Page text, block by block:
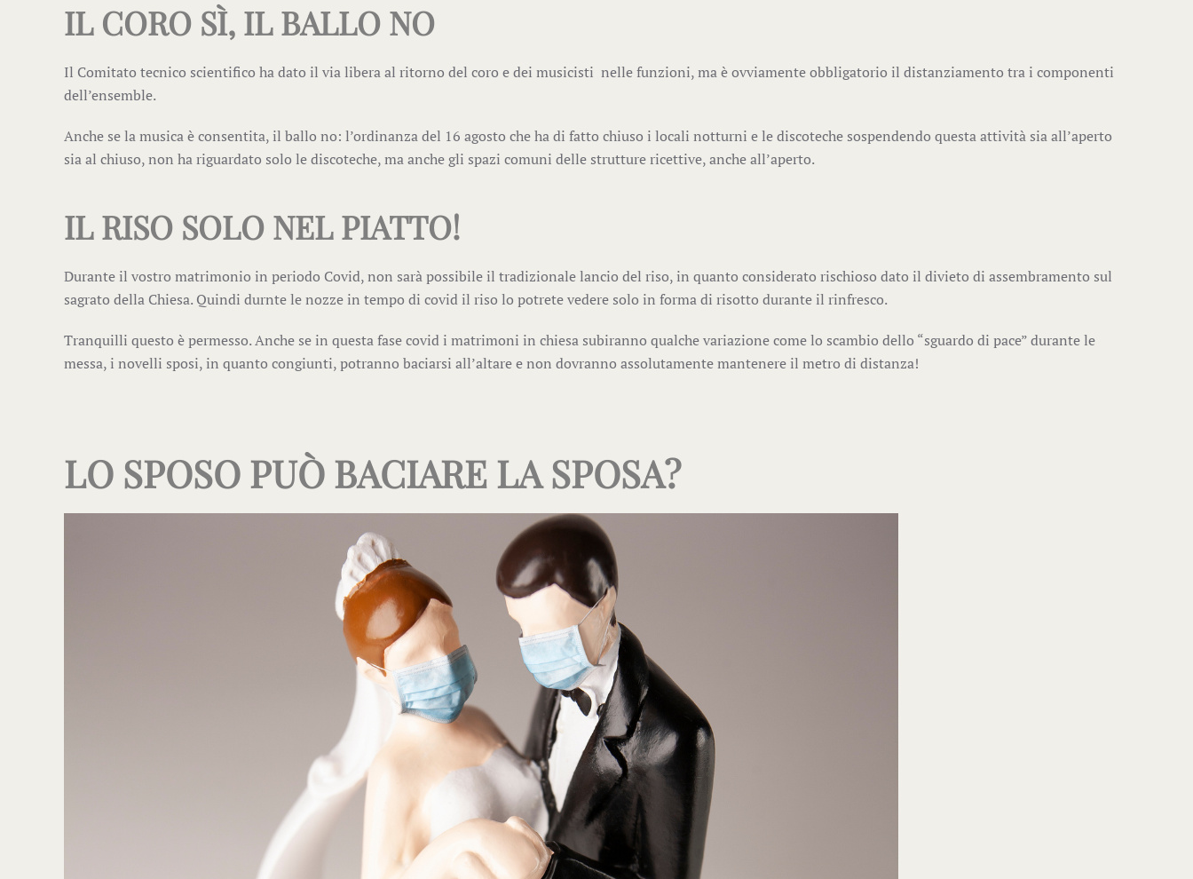
IL CORO SÌ, IL BALLO NO
Il Comitato tecnico scientifico ha dato il via libera al ritorno del coro e dei musicisti nelle funzioni, ma è ovviamente obbligatorio il distanziamento tra i componenti
dell’ensemble.
Anche se la musica è consentita, il ballo no: l’ordinanza del 16 agosto che ha di fatto chiuso i locali notturni e le discoteche sospendendo questa attività sia all’aperto
sia al chiuso, non ha riguardato solo le discoteche, ma anche gli spazi comuni delle strutture ricettive, anche all’aperto.
IL RISO SOLO NEL PIATTO!
Durante il vostro matrimonio in periodo Covid, non sarà possibile il tradizionale lancio del riso, in quanto considerato rischioso dato il divieto di assembramento sul
sagrato della Chiesa. Quindi durnte le nozze in tempo di covid il riso lo potrete vedere solo in forma di risotto durante il rinfresco.
Tranquilli questo è permesso. Anche se in questa fase covid i matrimoni in chiesa subiranno qualche variazione come lo scambio dello “sguardo di pace” durante le
messa, i novelli sposi, in quanto congiunti, potranno baciarsi all’altare e non dovranno assolutamente mantenere il metro di distanza!
LO SPOSO PUÒ BACIARE LA SPOSA?